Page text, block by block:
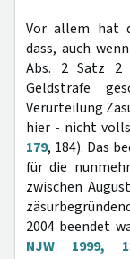
Vor allem hat
dass, auch
Abs. 2 Satz 2
Geldstrafe
Verurteilung
hier - nicht
179, 184). Das
für die
zwischen
2004 beendet
NJW 1999,